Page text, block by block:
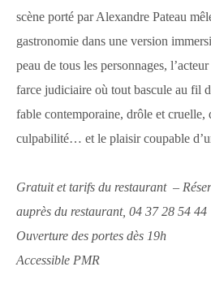
scène porté par Alexandre Pateau
gastronomie dans une version
peau de tous les personnages,
farce judiciaire où tout bascule au fil
fable contemporaine, drôle et cruelle,
culpabilité… et le plaisir coupable
Gratuit et tarifs du restaurant –
auprès du restaurant, 04 37 28 54 44
Ouverture des portes dès 19h
Accessible PMR